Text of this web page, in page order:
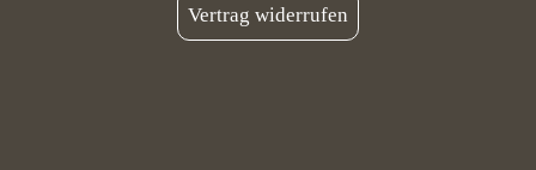
Vertrag widerrufen